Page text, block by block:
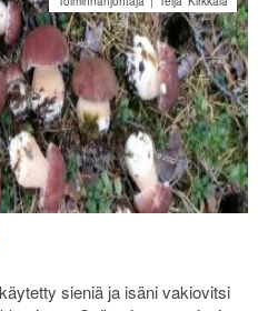
sieniä ja isäni vakiovitsi